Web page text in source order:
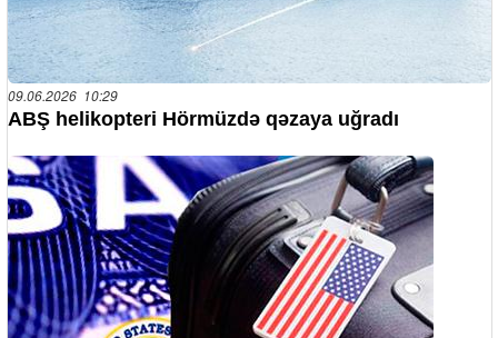
09.06.2026 10:29
ABŞ helikopteri Hörmüzdə qəzaya uğradı